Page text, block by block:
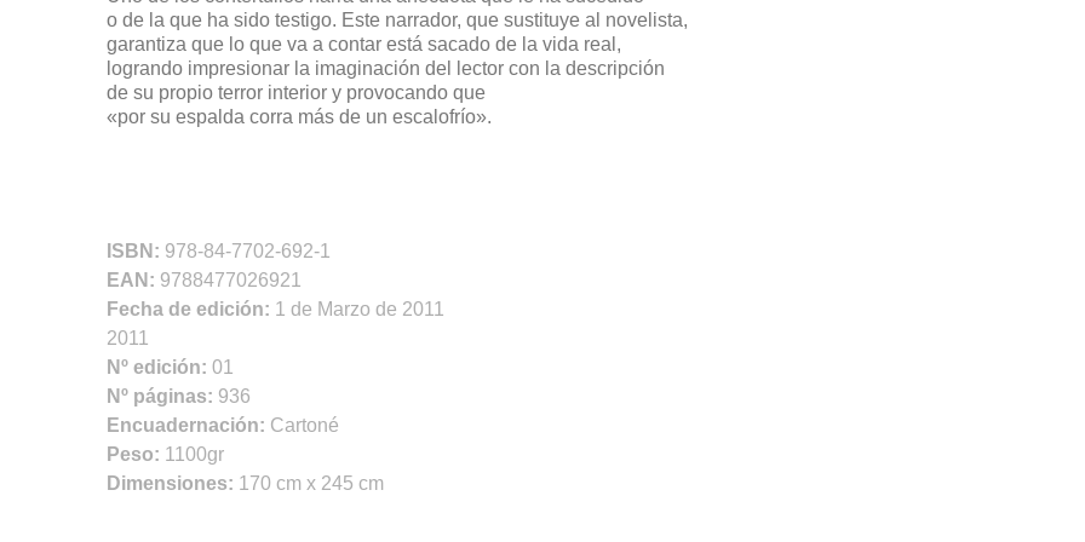
o de la que ha sido testigo. Este narrador, que sustituye al novelista,
garantiza que lo que va a contar está sacado de la vida real,
logrando impresionar la imaginación del lector con la descripción
de su propio terror interior y provocando que
«por su espalda corra más de un escalofrío».
ISBN: 978-84-7702-692-1
EAN: 9788477026921
Fecha de edición: 1 de Marzo de 2011
2011
Nº edición: 01
Nº páginas: 936
Encuadernación: Cartoné
Peso: 1100gr
Dimensiones: 170 cm x 245 cm